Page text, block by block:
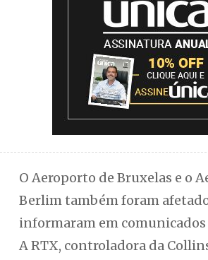
O Aeroporto de Bruxelas e o
Berlim também foram
informaram em comunicados
A RTX, controladora da